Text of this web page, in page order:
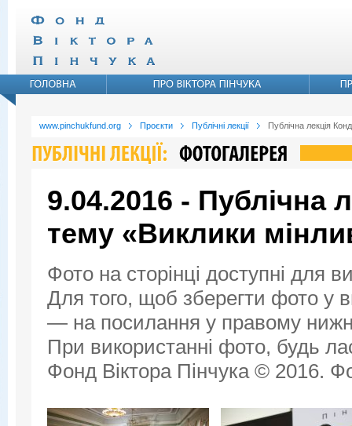
www.pinchukfund.org Проєкти Публічні лекції Публічна лекція
9.04.2016 - Публічна
тему «Виклики
Фото на сторінці доступні для
Для того, щоб зберегти фото у
— на посилання у правому
При використанні фото, будь
Фонд Віктора Пінчука © 2016.